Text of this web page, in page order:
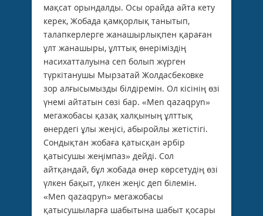
мақсат орындалды. Осы орайда айта кету
керек, Жобада қамқорлық танытып,
талапкерлерге жанашырлықпен қараған
ұлт жанашыры, ұлттық өнеріміздің
насихатталуына сеп болып жүрген
түркітанушы Мырзатай Жолдасбековке
зор алғысымызды білдіремін. Ол кісінің өзі
үнемі айтатын сөзі бар. «Men qazaqpyn»
мегажобасы қазақ халқының ұлттық
өнердегі ұлы жеңісі, абыройлы жетістігі.
Сондықтан жобаға қатысқан әрбір
қатысушы жеңімпаз» дейді. Сол
айтқандай, бұл жобада өнер көрсетудің өзі
үлкен бақыт, үлкен жеңіс деп білемін.
«Men qazaqpyn» мегажобасы
қатысушыларға шабытына шабыт қосары